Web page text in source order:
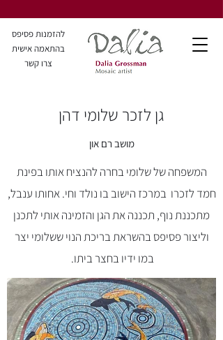
להזמנות פסיפס
בהתאמה אישית
צרו קשר
גן לזכר שלומי דהן
מושב רם און
המשפחה של שלומי בחרה להנציח אותו בפינת
חמד לזכרו במרכז הישוב בו נולד וחי. אחותו ענבל,
מתכננת נוף, תכננה את הגן והזמינה אותי לתכנן
וליצור פסיפס בהשראת בריכת הנוי ששלומי יצר
במו ידיו בחצר ביתו.